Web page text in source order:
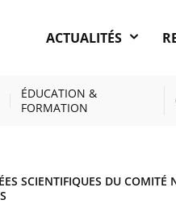
ACTUALITÉS
ÉDUCATION &
FORMATION
SCIENTIFIQUES DU COMITÉ